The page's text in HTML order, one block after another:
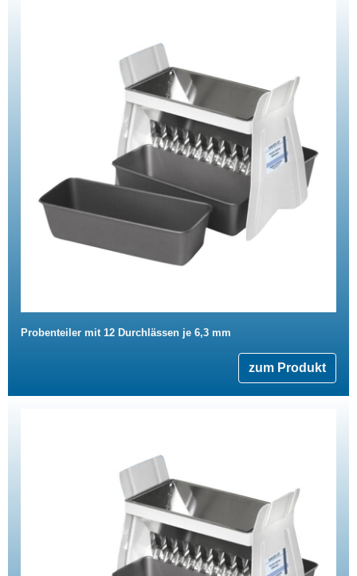
Probenteiler mit 12 Durchlässen je 6,3 mm
zum Produkt